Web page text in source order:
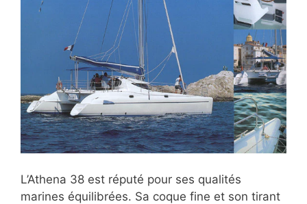
L’Athena 38 est réputé pour ses qualités
marines équilibrées. Sa coque fine et son tirant